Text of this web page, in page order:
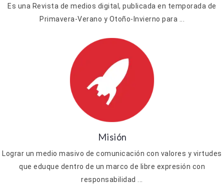
Es una Revista de medios digital, publicada en temporada de
Primavera-Verano y Otoño-Invierno para ...
Misión
Lograr un medio masivo de comunicación con valores y virtudes
que eduque dentro de un marco de libre expresión con
responsabilidad ...